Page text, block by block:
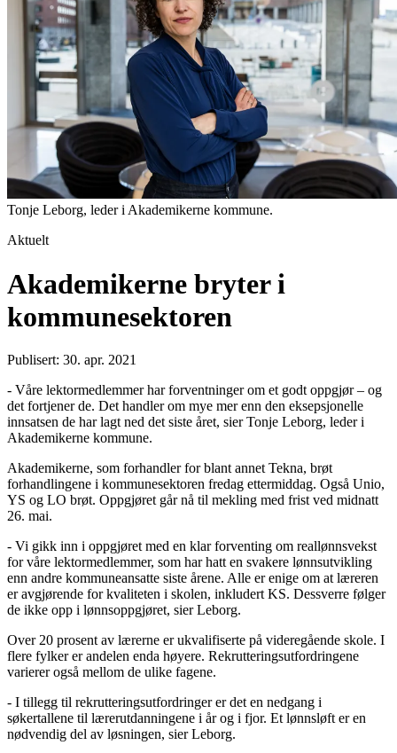
Tonje Leborg, leder i Akademikerne kommune.
Aktuelt
Akademikerne bryter i
kommunesektoren
Publisert: 30. apr. 2021
- Våre lektormedlemmer har forventninger om et godt oppgjør – og
det fortjener de. Det handler om mye mer enn den eksepsjonelle
innsatsen de har lagt ned det siste året, sier Tonje Leborg, leder i
Akademikerne kommune.
Akademikerne, som forhandler for blant annet Tekna, brøt
forhandlingene i kommunesektoren fredag ettermiddag. Også Unio,
YS og LO brøt. Oppgjøret går nå til mekling med frist ved midnatt
26. mai.
- Vi gikk inn i oppgjøret med en klar forventing om reallønnsvekst
for våre lektormedlemmer, som har hatt en svakere lønnsutvikling
enn andre kommuneansatte siste årene. Alle er enige om at læreren
er avgjørende for kvaliteten i skolen, inkludert KS. Dessverre følger
de ikke opp i lønnsoppgjøret, sier Leborg.
Over 20 prosent av lærerne er ukvalifiserte på videregående skole. I
flere fylker er andelen enda høyere. Rekrutteringsutfordringene
varierer også mellom de ulike fagene.
- I tillegg til rekrutteringsutfordringer er det en nedgang i
søkertallene til lærerutdanningene i år og i fjor. Et lønnsløft er en
nødvendig del av løsningen, sier Leborg.